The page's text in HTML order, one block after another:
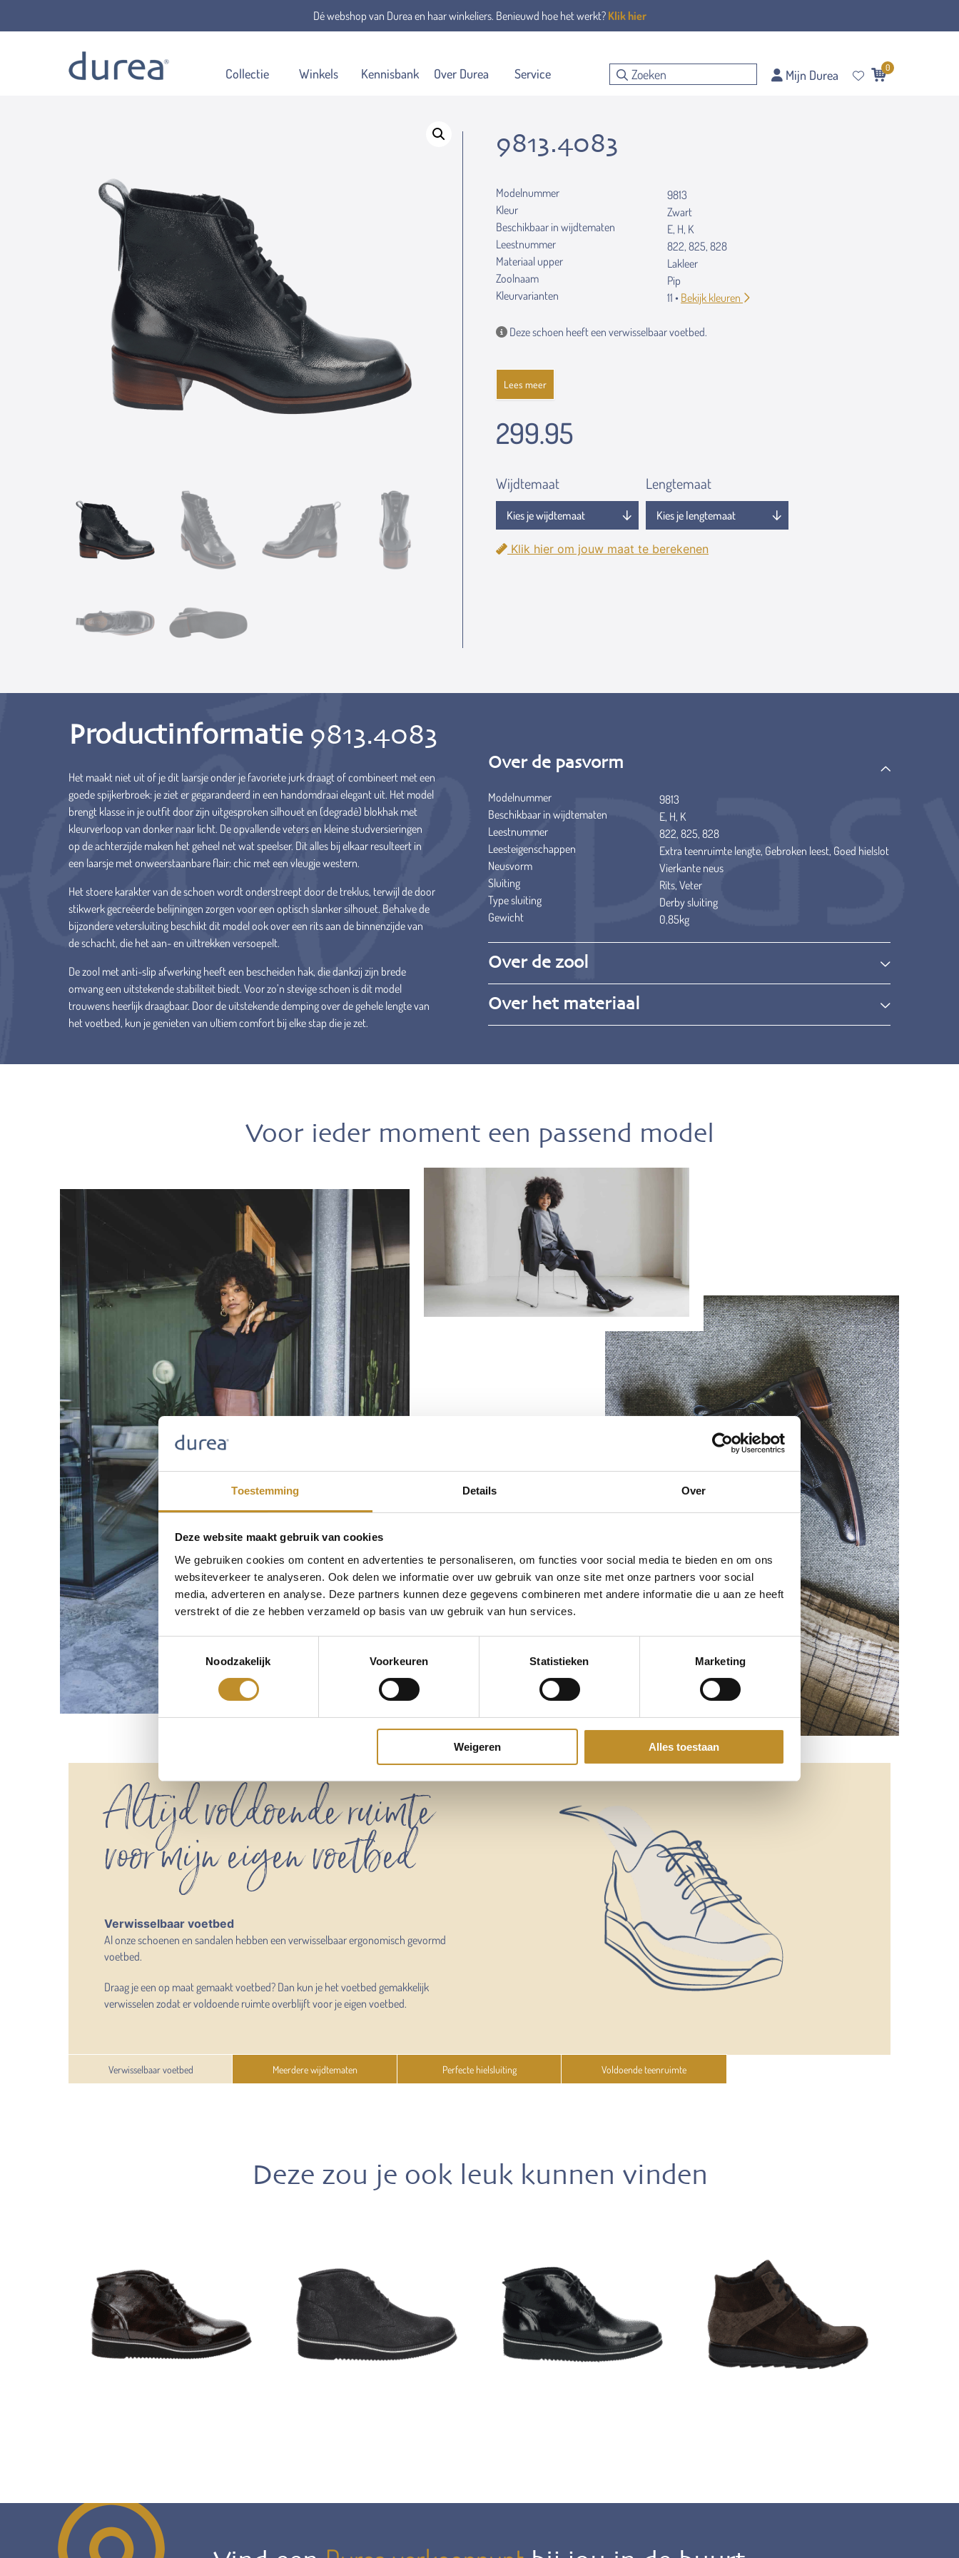
Toestemming Details Over
Deze website maakt gebruik van cookies
We gebruiken cookies om content en advertenties te personaliseren, om functies voor social media te bieden en om ons
websiteverkeer te analyseren. Ook delen we informatie over uw gebruik van onze site met onze partners voor social
media, adverteren en analyse. Deze partners kunnen deze gegevens combineren met andere informatie die u aan ze heeft
verstrekt of die ze hebben verzameld op basis van uw gebruik van hun services.
Toestemmingsselectie
Noodzakelijk
Voorkeuren Statistieken Marketing
Weigeren Alles toestaan
Dé webshop van Durea en haar winkeliers. Benieuwd hoe het werkt? Klik hier
Collectie Winkels Kennisbank Over Durea Service Mijn Durea 0
Home Veterboots
9813.4083
Modelnummer
9813
Kleur
Zwart
Beschikbaar in wijdtematen
E, H, K
Leestnummer
822, 825, 828
Materiaal upper
Lakleer
Zoolnaam
Pip
Kleurvarianten
11 • Bekijk kleuren
Deze schoen heeft een verwisselbaar voetbed.
Lees meer
299.95
Wijdtemaat Lengtemaat
Klik hier om jouw maat te berekenen
Productinformatie 9813.4083
Het maakt niet uit of je dit laarsje onder je favoriete jurk draagt of combineert met een
goede spijkerbroek: je ziet er gegarandeerd in een handomdraai elegant uit. Het model
brengt klasse in je outfit door zijn uitgesproken silhouet en (degradé) blokhak met
kleurverloop van donker naar licht. De opvallende veters en kleine studversieringen
op de achterzijde maken het geheel net wat speelser. Dit alles bij elkaar resulteert in
een laarsje met onweerstaanbare flair: chic met een vleugje western.
Het stoere karakter van de schoen wordt onderstreept door de treklus, terwijl de door
stikwerk gecreëerde belijningen zorgen voor een optisch slanker silhouet. Behalve de
bijzondere vetersluiting beschikt dit model ook over een rits aan de binnenzijde van
de schacht, die het aan- en uittrekken versoepelt.
De zool met anti-slip afwerking heeft een bescheiden hak, die dankzij zijn brede
omvang een uitstekende stabiliteit biedt. Voor zo’n stevige schoen is dit model
trouwens heerlijk draagbaar. Door de uitstekende demping over de gehele lengte van
het voetbed, kun je genieten van ultiem comfort bij elke stap die je zet.
Over de pasvorm
Modelnummer
9813
Beschikbaar in wijdtematen
E, H, K
Leestnummer
822, 825, 828
Leesteigenschappen
Extra teenruimte lengte, Gebroken leest, Goed hielslot
Neusvorm
Vierkante neus
Sluiting
Rits, Veter
Type sluiting
Derby sluiting
Gewicht
0,85kg
Over de zool
Over het materiaal
Voor ieder moment een passend model
Altijd voldoende ruimte
voor mijn eigen voetbed
Verwisselbaar voetbed
Al onze schoenen en sandalen hebben een verwisselbaar ergonomisch gevormd
voetbed.
Draag je een op maat gemaakt voetbed? Dan kun je het voetbed gemakkelijk
verwisselen zodat er voldoende ruimte overblijft voor je eigen voetbed.
Verwisselbaar voetbed Meerdere wijdtematen Perfecte hielsluiting Voldoende teenruimte
Deze zou je ook leuk kunnen vinden